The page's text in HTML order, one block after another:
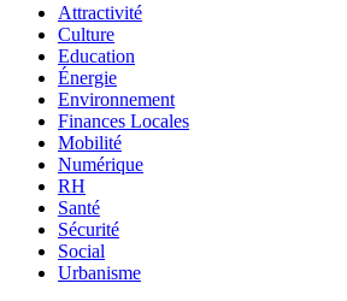
Attractivité
Culture
Education
Énergie
Environnement
Finances Locales
Mobilité
Numérique
RH
Santé
Sécurité
Social
Urbanisme